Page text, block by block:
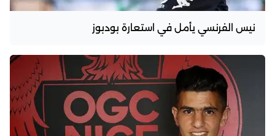
نيس الفرنسي يأمل في استعارة بودبوز